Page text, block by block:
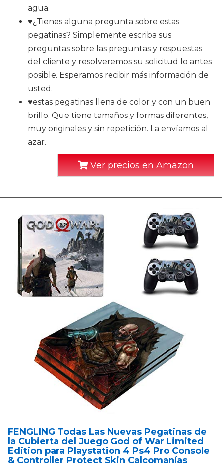
agua.
♥¿Tienes alguna pregunta sobre estas
pegatinas? Simplemente escriba sus
preguntas sobre las preguntas y respuestas
del cliente y resolveremos su solicitud lo antes
posible. Esperamos recibir más información de
usted.
♥estas pegatinas llena de color y con un buen
brillo. Que tiene tamaños y formas diferentes,
muy originales y sin repetición. La envíamos al
azar.
Ver precios en Amazon
FENGLING Todas Las Nuevas Pegatinas de
la Cubierta del Juego God of War Limited
Edition para Playstation 4 Ps4 Pro Console
& Controller Protect Skin Calcomanías